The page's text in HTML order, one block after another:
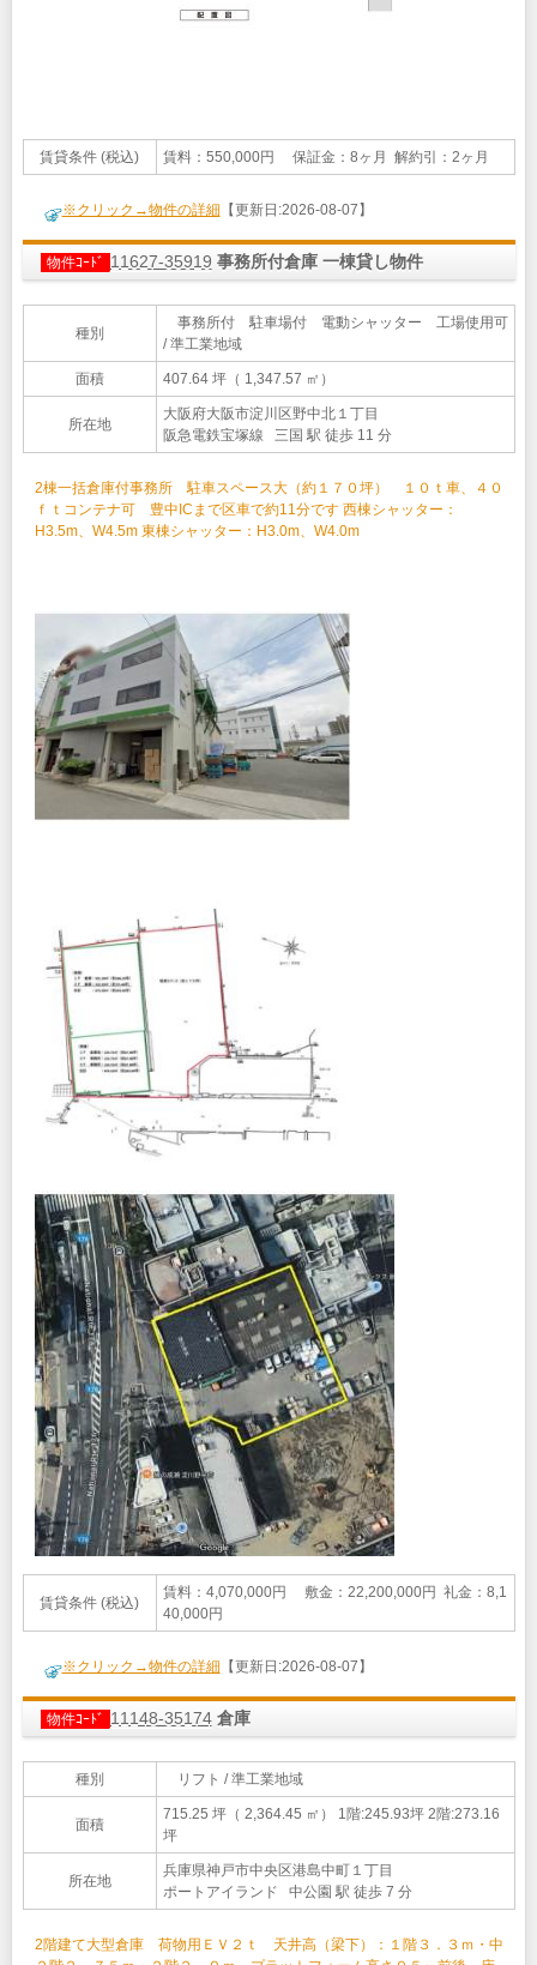
賃貸条件 (税込) 賃料：550,000円 保証金：8ヶ月 解約引：2ヶ月
※クリック→物件の詳細 【更新日:2026-08-07】
物件ｺｰﾄﾞ 11627-35919 事務所付倉庫 一棟貸し物件
種別
事務所付 駐車場付 電動シャッター 工場使用可
/ 準工業地域
面積 407.64 坪（ 1,347.57 ㎡）
所在地
大阪府大阪市淀川区野中北１丁目
阪急電鉄宝塚線 三国 駅 徒歩 11 分
2棟一括倉庫付事務所 駐車スペース大（約１７０坪） １０ｔ車、４０
ｆｔコンテナ可 豊中ICまで区車で約11分です 西棟シャッター：
H3.5m、W4.5m 東棟シャッター：H3.0m、W4.0m
賃貸条件 (税込)
賃料：4,070,000円 敷金：22,200,000円 礼金：8,1
40,000円
※クリック→物件の詳細 【更新日:2026-08-07】
物件ｺｰﾄﾞ 11148-35174 倉庫
種別 リフト / 準工業地域
面積
715.25 坪（ 2,364.45 ㎡）
1階:245.93坪 2階:273.16
坪
所在地
兵庫県神戸市中央区港島中町１丁目
ポートアイランド 中公園 駅 徒歩 7 分
2階建て大型倉庫 荷物用ＥＶ２ｔ 天井高（梁下）：１階３．３ｍ・中